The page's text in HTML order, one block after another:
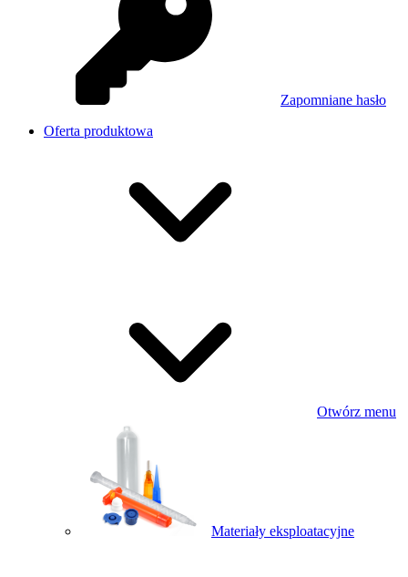
Zapomniane hasło
Oferta produktowa
Otwórz menu
Materiały eksploatacyjne